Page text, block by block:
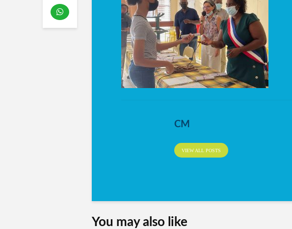
CM
VIEW ALL POSTS
You may also like